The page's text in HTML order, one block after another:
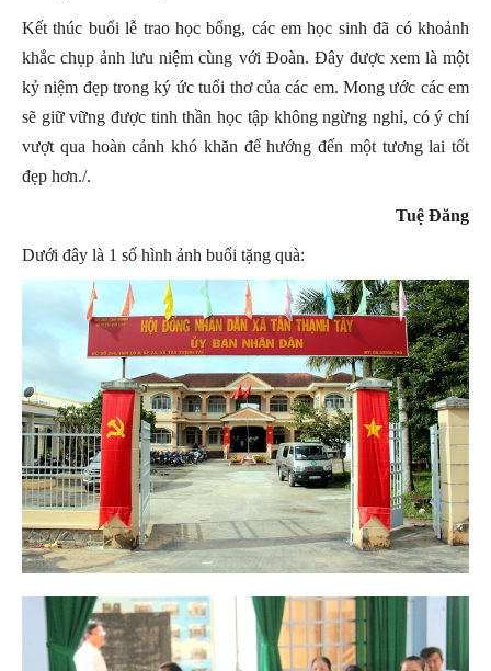
Kết thúc buổi lễ trao học bổng, các em học sinh đã có khoảnh
khắc chụp ảnh lưu niệm cùng với Đoàn. Đây được xem là một
kỷ niệm đẹp trong ký ức tuổi thơ của các em. Mong ước các em
sẽ giữ vững được tinh thần học tập không ngừng nghỉ, có ý chí
vượt qua hoàn cảnh khó khăn để hướng đến một tương lai tốt
đẹp hơn./.
Tuệ Đăng
Dưới đây là 1 số hình ảnh buổi tặng quà: